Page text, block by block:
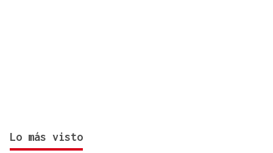
Lo más visto